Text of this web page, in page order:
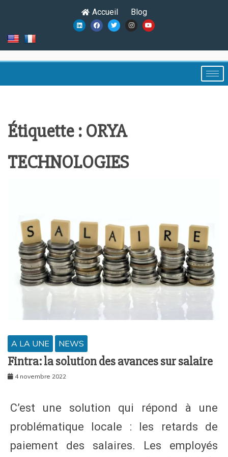
Accueil Blog
Étiquette : ORYA
TECHNOLOGIES
A LA UNE NEWS
Fintra: la solution des avances sur salaire
4 novembre 2022
C’est une solution qui répond à une
problématique locale : les retards de
paiement des salaires. Les employés